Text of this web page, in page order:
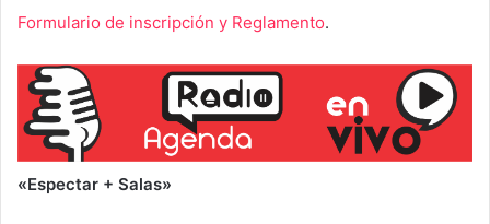
Formulario de inscripción y Reglamento.
«Espectar + Salas»